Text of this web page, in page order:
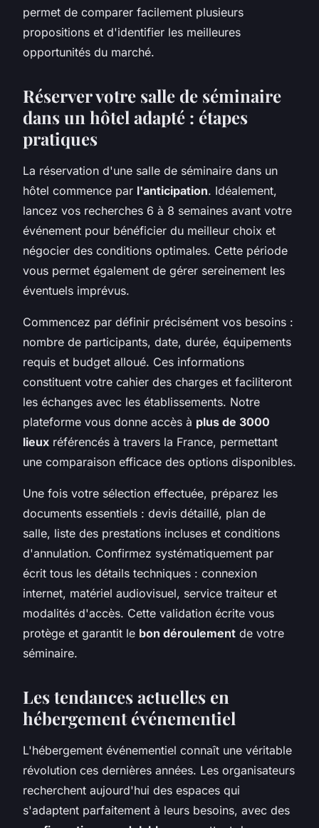
permet de comparer facilement plusieurs
propositions et d'identifier les meilleures
opportunités du marché.
Réserver votre salle de séminaire
dans un hôtel adapté : étapes
pratiques
La réservation d'une salle de séminaire dans un
hôtel commence par l'anticipation. Idéalement,
lancez vos recherches 6 à 8 semaines avant votre
événement pour bénéficier du meilleur choix et
négocier des conditions optimales. Cette période
vous permet également de gérer sereinement les
éventuels imprévus.
Commencez par définir précisément vos besoins :
nombre de participants, date, durée, équipements
requis et budget alloué. Ces informations
constituent votre cahier des charges et faciliteront
les échanges avec les établissements. Notre
plateforme vous donne accès à plus de 3000
lieux référencés à travers la France, permettant
une comparaison efficace des options disponibles.
Une fois votre sélection effectuée, préparez les
documents essentiels : devis détaillé, plan de
salle, liste des prestations incluses et conditions
d'annulation. Confirmez systématiquement par
écrit tous les détails techniques : connexion
internet, matériel audiovisuel, service traiteur et
modalités d'accès. Cette validation écrite vous
protège et garantit le bon déroulement de votre
séminaire.
Les tendances actuelles en
hébergement événementiel
L'hébergement événementiel connaît une véritable
révolution ces dernières années. Les organisateurs
recherchent aujourd'hui des espaces qui
s'adaptent parfaitement à leurs besoins, avec des